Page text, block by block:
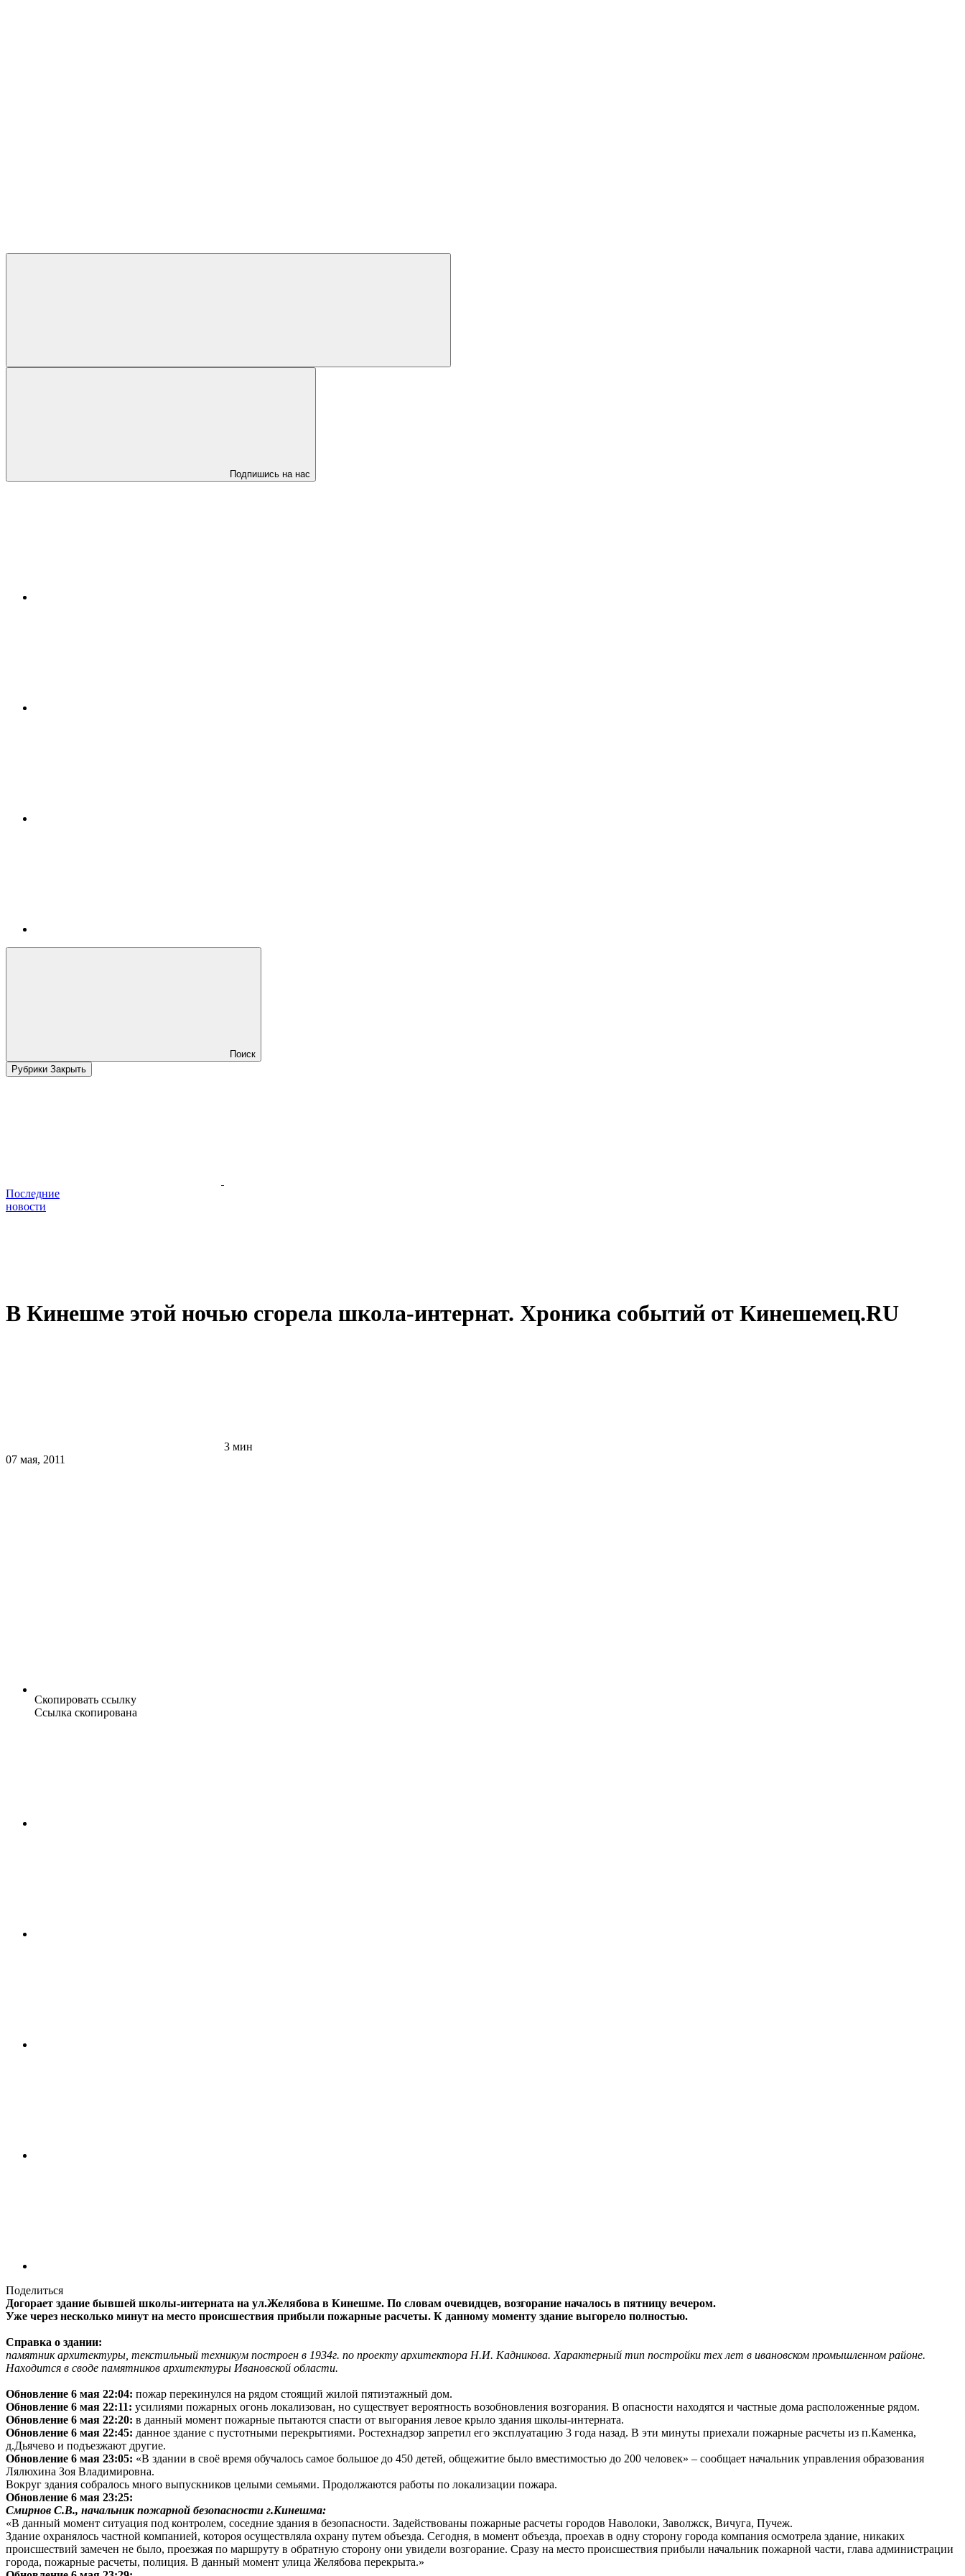
Подпишись на нас
Поиск
Рубрики Закрыть
Последние
новости
В Кинешме этой ночью сгорела школа-интернат. Хроника событий от Кинешемец.RU
3 мин
07 мая, 2011
Скопировать ссылку
Ссылка скопирована
Поделиться
Догорает здание бывшей школы-интерната на ул.Желябова в Кинешме. По словам очевидцев, возгорание началось в пятницу вечером.
Уже через несколько минут на место происшествия прибыли пожарные расчеты. К данному моменту здание выгорело полностью.
Справка о здании:
памятник архитектуры, текстильный техникум построен в 1934г. по проекту архитектора Н.И. Кадникова. Характерный тип постройки тех лет в ивановском промышленном районе.
Находится в своде памятников архитектуры Ивановской области.
Обновление 6 мая 22:04: пожар перекинулся на рядом стоящий жилой пятиэтажный дом.
Обновление 6 мая 22:11: усилиями пожарных огонь локализован, но существует вероятность возобновления возгорания. В опасности находятся и частные дома расположенные рядом.
Обновление 6 мая 22:20: в данный момент пожарные пытаются спасти от выгорания левое крыло здания школы-интерната.
Обновление 6 мая 22:45: данное здание с пустотными перекрытиями. Ростехнадзор запретил его эксплуатацию 3 года назад. В эти минуты приехали пожарные расчеты из п.Каменка,
д.Дьячево и подъезжают другие.
Обновление 6 мая 23:05: «В здании в своё время обучалось самое большое до 450 детей, общежитие было вместимостью до 200 человек» – сообщает начальник управления образования
Лялюхина Зоя Владимировна.
Вокруг здания собралось много выпускников целыми семьями. Продолжаются работы по локализации пожара.
Обновление 6 мая 23:25:
Смирнов С.В., начальник пожарной безопасности г.Кинешма:
«В данный момент ситуация под контролем, соседние здания в безопасности. Задействованы пожарные расчеты городов Наволоки, Заволжск, Вичуга, Пучеж.
Здание охранялось частной компанией, котороя осуществляла охрану путем объезда. Сегодня, в момент объезда, проехав в одну сторону города компания осмотрела здание, никаких
происшествий замечен не было, проезжая по маршруту в обратную сторону они увидели возгорание. Сразу на место происшествия прибыли начальник пожарной части, глава администрации
города, пожарные расчеты, полиция. В данный момент улица Желябова перекрыта.»